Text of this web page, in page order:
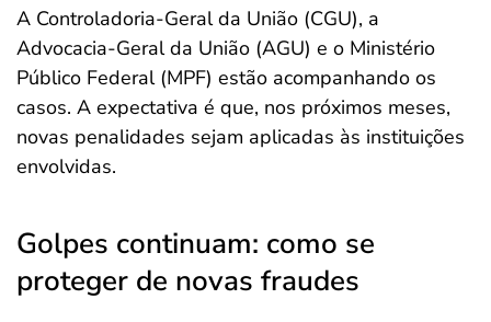
A Controladoria-Geral da União (CGU), a
Advocacia-Geral da União (AGU) e o Ministério
Público Federal (MPF) estão acompanhando os
casos. A expectativa é que, nos próximos meses,
novas penalidades sejam aplicadas às instituições
envolvidas.
Golpes continuam: como se
proteger de novas fraudes